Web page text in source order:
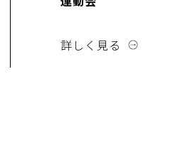
詳しく見る